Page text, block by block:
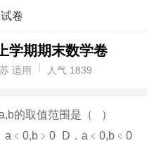
卷
学期期末数学卷
适用 人气 1839
的取值范围是（ ）
a﹤0,b﹥0
D．a﹤0,b﹤0